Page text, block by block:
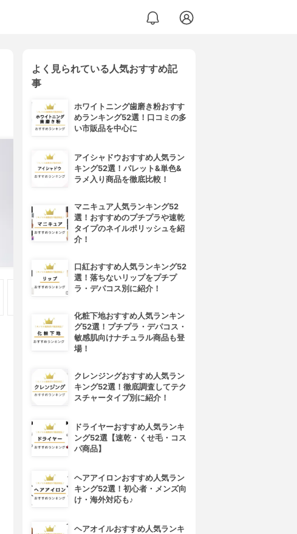
よく見られている人気おすすめ記
事
ホワイトニング歯磨き粉おすす
めランキング52選！口コミの多
い市販品を中心に
アイシャドウおすすめ人気ラン
キング52選！パレット&単色&
ラメ入り商品を徹底比較！
マニキュア人気ランキング52
選！おすすめのプチプラや速乾
タイプのネイルポリッシュを紹
介！
口紅おすすめ人気ランキング52
選！落ちないリップをプチプ
ラ・デパコス別に紹介！
化粧下地おすすめ人気ランキン
グ52選！プチプラ・デパコス・
敏感肌向けナチュラル商品も登
場！
クレンジングおすすめ人気ラン
キング52選！徹底調査してテク
スチャータイプ別に紹介！
ドライヤーおすすめ人気ランキ
ング52選【速乾・くせ毛・コス
パ商品】
ヘアアイロンおすすめ人気ラン
キング52選！初心者・メンズ向
け・海外対応も♪
ヘアオイルおすすめ人気ランキ